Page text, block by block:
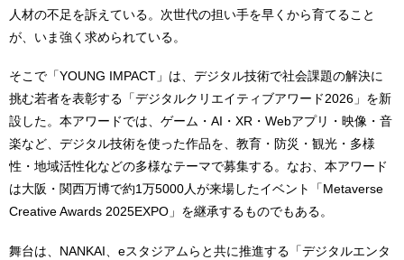
人材の不足を訴えている。次世代の担い手を早くから育てること
が、いま強く求められている。
そこで「YOUNG IMPACT」は、デジタル技術で社会課題の解決に
挑む若者を表彰する「デジタルクリエイティブアワード2026」を新
設した。本アワードでは、ゲーム・AI・XR・Webアプリ・映像・音
楽など、デジタル技術を使った作品を、教育・防災・観光・多様
性・地域活性化などの多様なテーマで募集する。なお、本アワード
は大阪・関西万博で約1万5000人が来場したイベント「Metaverse
Creative Awards 2025EXPO」を継承するものでもある。
舞台は、NANKAI、eスタジアムらと共に推進する「デジタルエンタ